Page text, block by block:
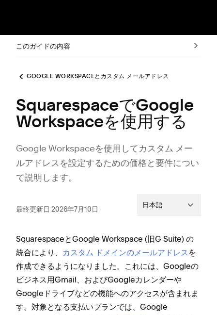
このガイドの内容
GOOGLE WORKSPACEとカスタム メールアドレス
SquarespaceでGoogle
Workspaceを使用する
Google Workspaceを使用してカスタム メ⁠ー
ルアドレスを設定するための価格と要件につい
て説明します⁠。
最終更新日 2026年7月10日 日本語
SquarespaceとGoogle Workspace (⁠旧G Suite⁠) の
統合により⁠、 カスタム ドメインのメ⁠ールアドレス を
作成できるようになりました⁠。これには⁠、Googleの
ビジネス用Gmail⁠、およびGoogleカレンダ⁠ーや
Googleドライブなどの機能へのアクセスが含まれま
す⁠。対象となる支払いプランでは⁠、Google